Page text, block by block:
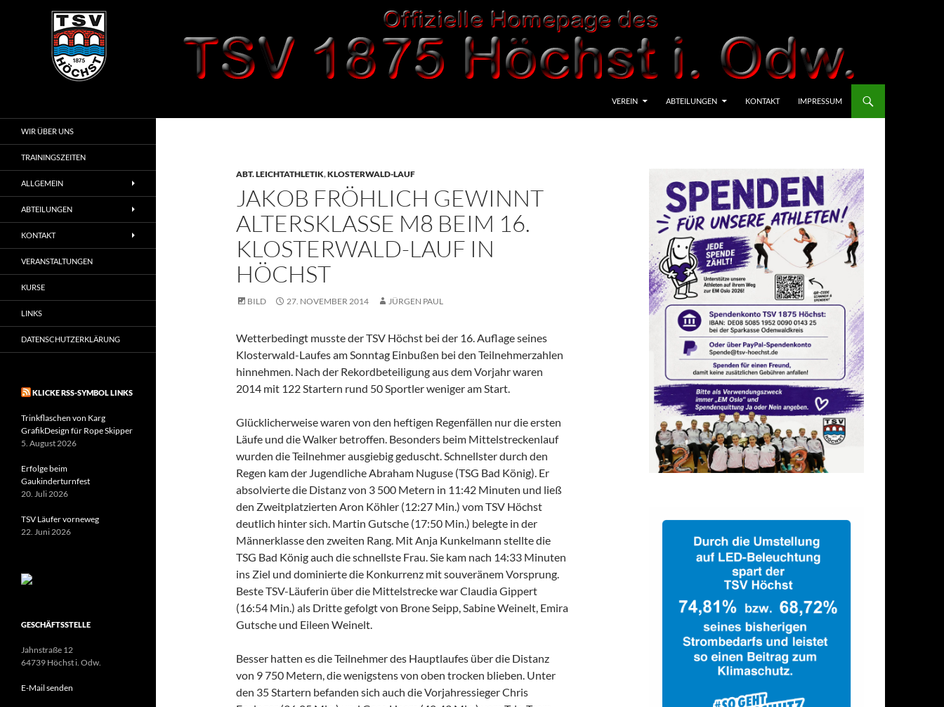
VEREIN ABTEILUNGEN KONTAKT IMPRESSUM
ABT. LEICHTATHLETIK,KLOSTERWALD-LAUF
JAKOB FRÖHLICH GEWINNT
ALTERSKLASSE M8 BEIM 16.
KLOSTERWALD-LAUF IN
HÖCHST
BILD 27. NOVEMBER 2014 JÜRGEN PAUL
Wetterbedingt musste der TSV Höchst bei der 16. Auflage seines
Klosterwald-Laufes am Sonntag Einbußen bei den Teilnehmerzahlen
hinnehmen. Nach der Rekordbeteiligung aus dem Vorjahr waren
2014 mit 122 Startern rund 50 Sportler weniger am Start.
Glücklicherweise waren von den heftigen Regenfällen nur die ersten
Läufe und die Walker betroffen. Besonders beim Mittelstreckenlauf
wurden die Teilnehmer ausgiebig geduscht. Schnellster durch den
Regen kam der Jugendliche Abraham Nuguse (TSG Bad König). Er
absolvierte die Distanz von 3 500 Metern in 11:42 Minuten und ließ
den Zweitplatzierten Aron Köhler (12:27 Min.) vom TSV Höchst
deutlich hinter sich. Martin Gutsche (17:50 Min.) belegte in der
Männerklasse den zweiten Rang. Mit Anja Kunkelmann stellte die
TSG Bad König auch die schnellste Frau. Sie kam nach 14:33 Minuten
ins Ziel und dominierte die Konkurrenz mit souveränem Vorsprung.
Beste TSV-Läuferin über die Mittelstrecke war Claudia Gippert
(16:54 Min.) als Dritte gefolgt von Brone Seipp, Sabine Weinelt, Emira
Gutsche und Eileen Weinelt.
Besser hatten es die Teilnehmer des Hauptlaufes über die Distanz
von 9 750 Metern, die wenigstens von oben trocken blieben. Unter
den 35 Startern befanden sich auch die Vorjahressieger Chris
WIR ÜBER UNS
TRAININGSZEITEN
ALLGEMEIN
ABTEILUNGEN
KONTAKT
VERANSTALTUNGEN
KURSE
LINKS
DATENSCHUTZERKLÄRUNG
KLICKE RSS-SYMBOL LINKS
Trinkflaschen von Karg
GrafikDesign für Rope Skipper
5. August 2026
Erfolge beim
Gaukinderturnfest
20. Juli 2026
TSV Läufer vorneweg
22. Juni 2026
GESCHÄFTSSTELLE
Jahnstraße 12
64739 Höchst i. Odw.
E-Mail senden